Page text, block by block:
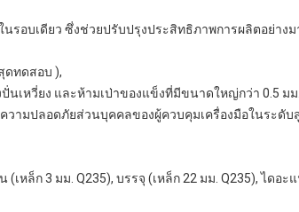
นรอบเดียว ซึ่งช่วยปรับปรุงประสิทธิภาพการผลิตอย่างม
ดทดสอบ ),
นเหวี่ยง และห้ามเป่าของแข็งที่มีขนาดใหญ่กว่า 0.5 ม
วามปลอดภัยส่วนบุคคลของผู้ควบคุมเครื่องมือในระดับ
เหล็ก 3 มม. Q235), บรรจุ (เหล็ก 22 มม. Q235), ไดอ